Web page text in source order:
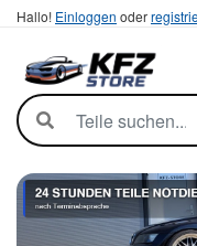
Hallo! Einloggen oder